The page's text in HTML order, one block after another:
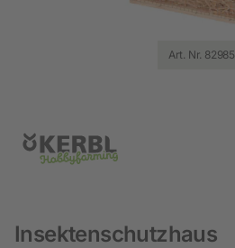
Art. Nr. 82985
Insektenschutzhaus